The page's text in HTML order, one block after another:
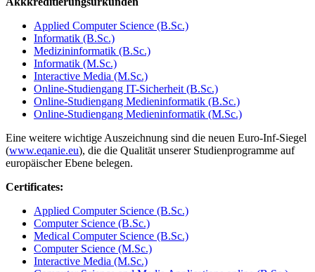
Applied Computer Science (B.Sc.)
Informatik (B.Sc.)
Medizininformatik (B.Sc.)
Informatik (M.Sc.)
Interactive Media (M.Sc.)
Online-Studiengang IT-Sicherheit (B.Sc.)
Online-Studiengang Medieninformatik (B.Sc.)
Online-Studiengang Medieninformatik (M.Sc.)
Eine weitere wichtige Auszeichnung sind die neuen Euro-Inf-Siegel
(www.eqanie.eu), die die Qualität unserer Studienprogramme auf
europäischer Ebene belegen.
Certificates:
Applied Computer Science (B.Sc.)
Computer Science (B.Sc.)
Medical Computer Science (B.Sc.)
Computer Science (M.Sc.)
Interactive Media (M.Sc.)